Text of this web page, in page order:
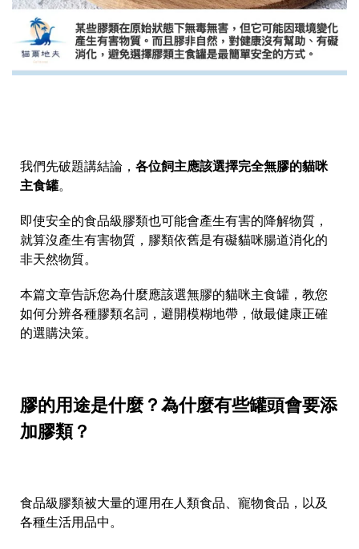
我們先破題講結論， 各位飼主應該選擇完全無膠的貓咪
主食罐。
即使安全的食品級膠類也可能會產生有害的降解物質，
就算沒產生有害物質，膠類依舊是有礙貓咪腸道消化的
非天然物質。
本篇文章告訴您為什麼應該選無膠的貓咪主食罐，教您
如何分辨各種膠類名詞，避開模糊地帶，做最健康正確
的選購決策。
膠的用途是什麼？為什麼有些罐頭會要添
加膠類？
食品級膠類被大量的運用在人類食品、寵物食品，以及
各種生活用品中。